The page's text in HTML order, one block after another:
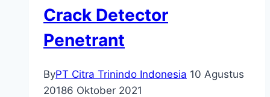
Crack Detector
Penetrant
ByPT Citra Trinindo Indonesia 10 Agustus
20186 Oktober 2021